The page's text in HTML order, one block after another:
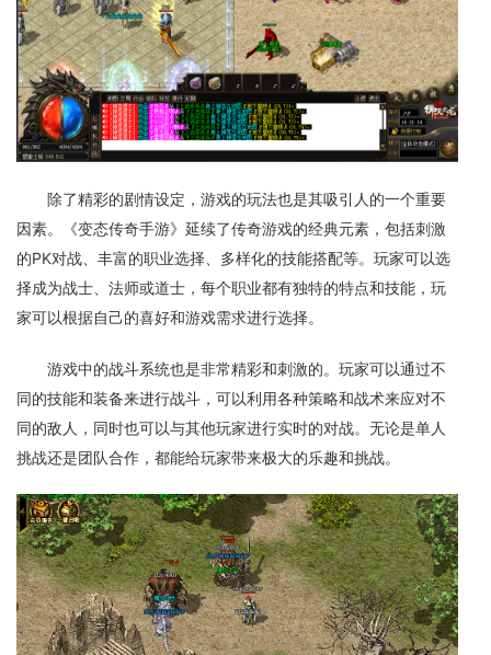
除了精彩的剧情设定，游戏的玩法也是其吸引人的一个重要
因素。《变态传奇手游》延续了传奇游戏的经典元素，包括刺激
的PK对战、丰富的职业选择、多样化的技能搭配等。玩家可以选
择成为战士、法师或道士，每个职业都有独特的特点和技能，玩
家可以根据自己的喜好和游戏需求进行选择。
游戏中的战斗系统也是非常精彩和刺激的。玩家可以通过不
同的技能和装备来进行战斗，可以利用各种策略和战术来应对不
同的敌人，同时也可以与其他玩家进行实时的对战。无论是单人
挑战还是团队合作，都能给玩家带来极大的乐趣和挑战。